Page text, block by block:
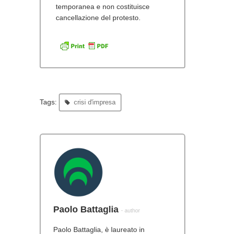
temporanea e non costituisce
cancellazione del protesto.
Tags: crisi d'impresa
Paolo Battaglia - author
Paolo Battaglia, è laureato in